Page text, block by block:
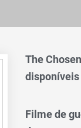
The
Filme de